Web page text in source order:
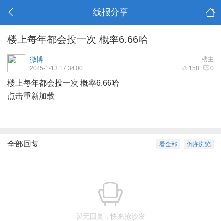
线报分享
楼上每年都会投一次 概率6.66哈
楼主
微博
158 0
2025-1-13 17:34:00
楼上每年都会投一次 概率6.66哈
点击重新加载
倒序浏览
看全部
全部回复
暂无回复，快来抢沙发